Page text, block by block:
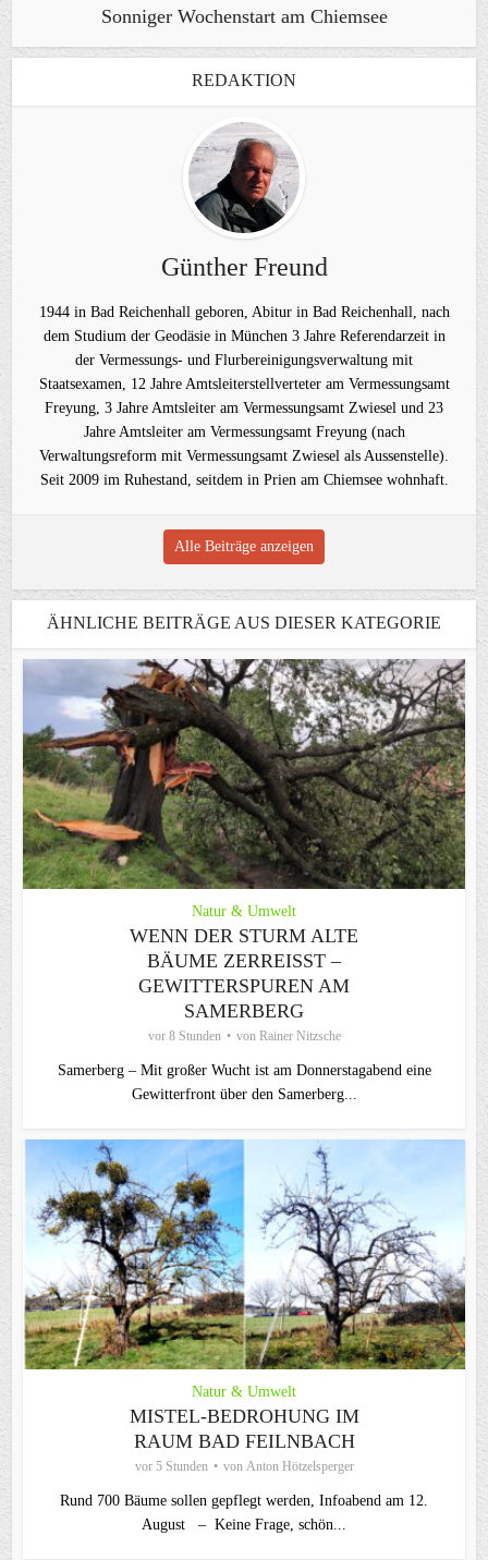
Sonniger Wochenstart am Chiemsee
REDAKTION
Günther Freund
1944 in Bad Reichenhall geboren, Abitur in Bad Reichenhall, nach
dem Studium der Geodäsie in München 3 Jahre Referendarzeit in
der Vermessungs- und Flurbereinigungsverwaltung mit
Staatsexamen, 12 Jahre Amtsleiterstellverteter am Vermessungsamt
Freyung, 3 Jahre Amtsleiter am Vermessungsamt Zwiesel und 23
Jahre Amtsleiter am Vermessungsamt Freyung (nach
Verwaltungsreform mit Vermessungsamt Zwiesel als Aussenstelle).
Seit 2009 im Ruhestand, seitdem in Prien am Chiemsee wohnhaft.
Alle Beiträge anzeigen
ÄHNLICHE BEITRÄGE AUS DIESER KATEGORIE
Natur & Umwelt
WENN DER STURM ALTE
BÄUME ZERREISST – G
EWITTERSPUREN AM S
AMERBERG
vor 8 Stunden von Rainer Nitzsche
Samerberg – Mit großer Wucht ist am Donnerstagabend eine
Gewitterfront über den Samerberg...
Natur & Umwelt
MISTEL-BEDROHUNG IM
RAUM BAD FEILNBACH
vor 5 Stunden von Anton Hötzelsperger
Rund 700 Bäume sollen gepflegt werden, Infoabend am 12.
August – Keine Frage, schön...